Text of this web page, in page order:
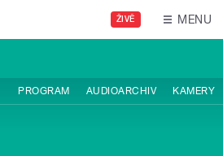
ŽIVĚ MENU
PROGRAM AUDIOARCHIV KAMERY